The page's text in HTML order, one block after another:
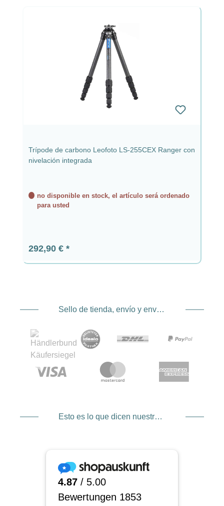
Trípode de carbono Leofoto LS-255CEX Ranger con
nivelación integrada
no disponible en stock, el artículo será ordenado
para usted
Precio normal:
292,90 €
Sello de tienda, envío y envío. Proveedor de servicios de pago
Esto es lo que dicen nuestros clientes